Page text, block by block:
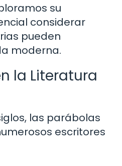
su
considerar
pueden
moderna.
la Literatura
las parábolas
escritores